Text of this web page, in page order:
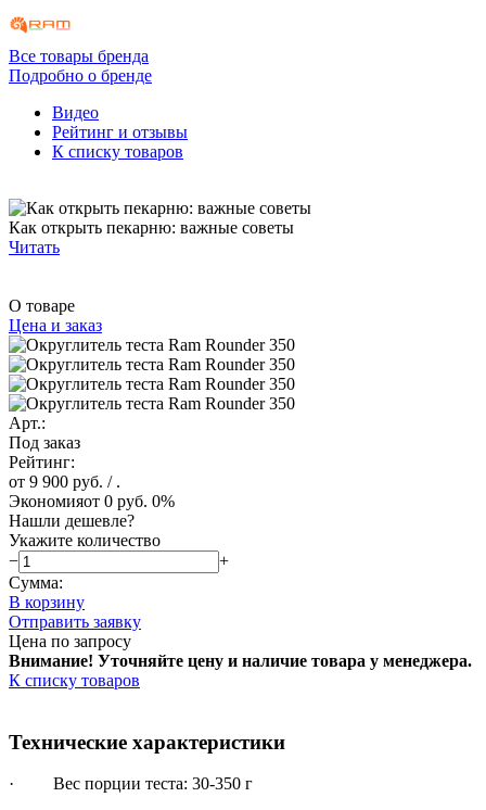
Все товары бренда
Подробно о бренде
Видео
Рейтинг и отзывы
К списку товаров
Как открыть пекарню: важные советы
Читать
О товаре
Цена и заказ
Арт.:
Под заказ
Рейтинг:
от 9 900 руб. / .
Экономияот 0 руб. 0%
Нашли дешевле?
Укажите количество
−
+
Сумма:
В корзину
Отправить заявку
Цена по запросу
Внимание! Уточняйте цену и наличие товара у менеджера.
К списку товаров
Технические характеристики
· Вес порции теста: 30-350 г